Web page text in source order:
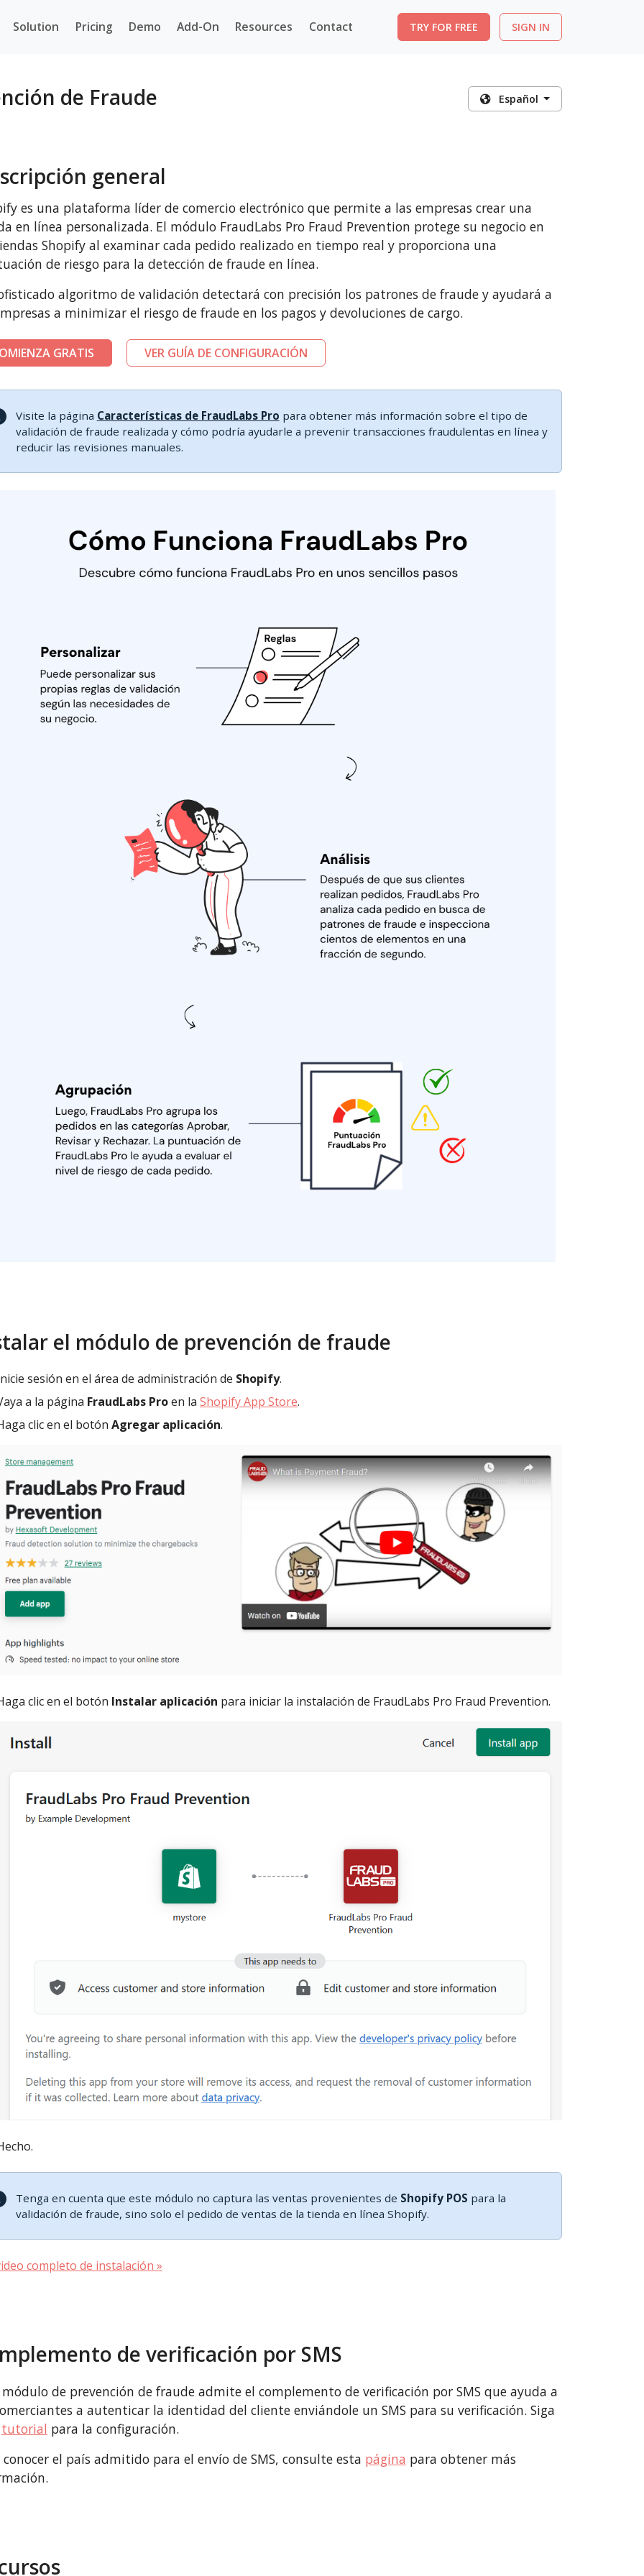
Solution Pricing Demo Add-On Resources Contact TRY FOR FREE SIGN IN
de Fraude Español
general
es una plataforma líder de comercio electrónico que permite a las empresas crear una
en línea personalizada. El módulo FraudLabs Pro Fraud Prevention protege su negocio en
Shopify al examinar cada pedido realizado en tiempo real y proporciona una
de riesgo para la detección de fraude en línea.
algoritmo de validación detectará con precisión los patrones de fraude y ayudará a
a minimizar el riesgo de fraude en los pagos y devoluciones de cargo.
GRATIS VER GUÍA DE CONFIGURACIÓN
Visite la página Características de FraudLabs Pro para obtener más información sobre el tipo de
validación de fraude realizada y cómo podría ayudarle a prevenir transacciones fraudulentas en línea y
reducir las revisiones manuales.
el módulo de prevención de fraude
sesión en el área de administración de Shopify.
a la página FraudLabs Proen la Shopify App Store.
clic en el botón Agregar aplicación.
clic en el botón Instalar aplicación para iniciar la instalación de FraudLabs Pro Fraud Prevention.
Tenga en cuenta que este módulo no captura las ventas provenientes de Shopify POS para la
validación de fraude, sino solo el pedido de ventas de la tienda en línea Shopify.
completo de instalación »
de verificación por SMS
módulo de prevención de fraude admite el complemento de verificación por SMS que ayuda a
a autenticar la identidad del cliente enviándole un SMS para su verificación. Siga
tutorial para la configuración.
conocer el país admitido para el envío de SMS, consulte esta página para obtener más